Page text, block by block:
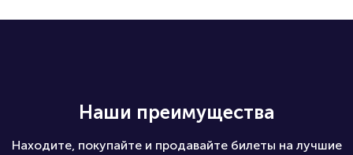
Наши преимущества
Находите, покупайте и продавайте билеты на лучшие